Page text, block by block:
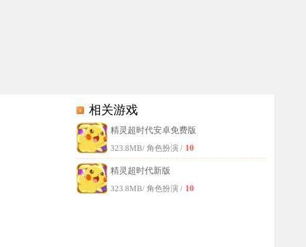
投入对方得分区，以争夺比赛胜利。
相关游戏
精灵超时代安卓免费版
323.8MB/ 角色扮演 / 10
精灵超时代新版
323.8MB/ 角色扮演 / 10